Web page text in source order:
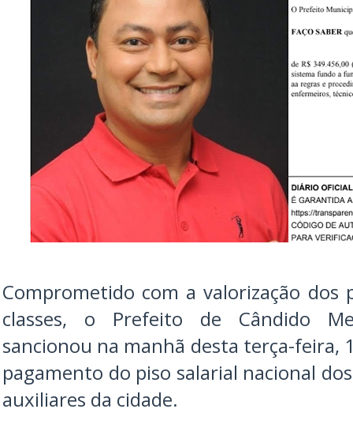
Comprometido com a valorização dos
classes, o Prefeito de Cândido
sancionou na manhã desta terça-feira,
pagamento do piso salarial nacional
auxiliares da cidade.